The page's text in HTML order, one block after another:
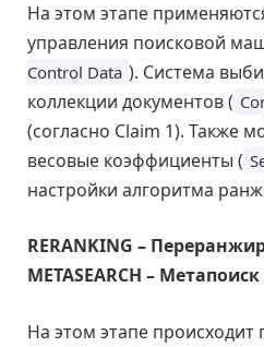
На этом этапе
управления поисковой
Control Data ). Система
коллекции документов (
(согласно Claim 1). Также
весовые коэффициенты (
настройки алгоритма
RERANKING –
METASEARCH –
На этом этапе происходит